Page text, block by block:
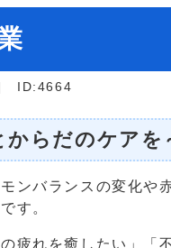
ID:4664
らだのケアを
ンバランスの変化や
す。
疲れを癒したい」「